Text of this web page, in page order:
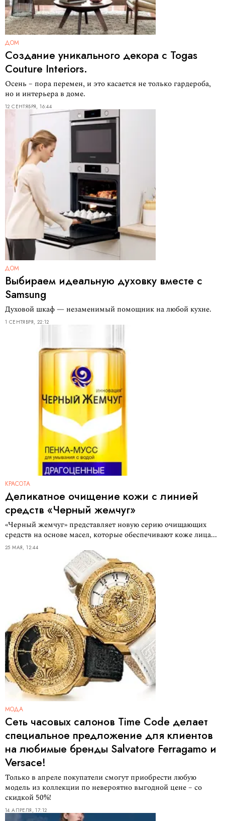
ДОМ
Создание уникального декора с Togas
Couture Interiors.
Осень – пора перемен, и это касается не только гардероба,
но и интерьера в доме.
12 СЕНТЯБРЯ, 16:44
ДОМ
Выбираем идеальную духовку вместе с
Samsung
Духовой шкаф — незаменимый помощник на любой кухне.
1 СЕНТЯБРЯ, 22:12
КРАСОТА
Деликатное очищение кожи с линией
средств «Черный жемчуг»
«Черный жемчуг» представляет новую серию очищающих
средств на основе масел, которые обеспечивают коже лица...
25 МАЯ, 12:44
МОДА
Сеть часовых салонов Time Code делает
специальное предложение для клиентов
на любимые бренды Salvatore Ferragamo и
Versace!
Только в апреле покупатели смогут приобрести любую
модель из коллекции по невероятно выгодной цене – со
скидкой 50%!
14 АПРЕЛЯ, 17:12